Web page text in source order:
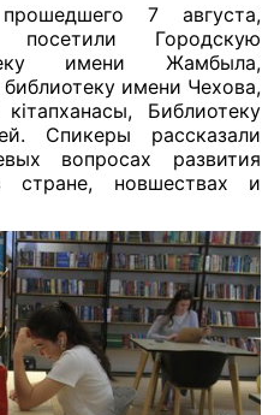
7 августа,
Городскую
имени Жамбыла,
имени Чехова,
Библиотеку
Спикеры рассказали
вопросах развития
стране, новшествах и